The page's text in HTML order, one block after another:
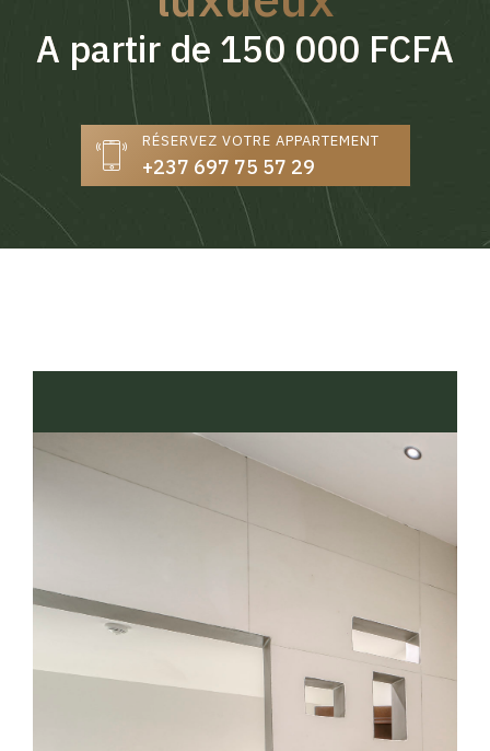
A partir de 150 000 FCFA
RÉSERVEZ VOTRE APPARTEMENT
+237 697 75 57 29